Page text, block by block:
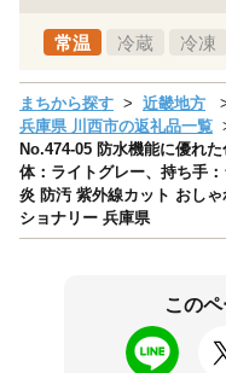
常温 冷蔵 冷凍
まちから探す 近畿地方
兵庫県 川西市の返礼品一覧
No.474-05 防水機能に優れ
体：ライトグレー、持ち手
炎 防汚 紫外線カット おし
ショナリー 兵庫県
この